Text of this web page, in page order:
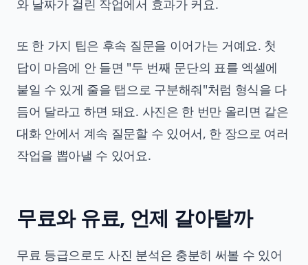
와 날짜가 걸린 작업에서 효과가 커요.
또 한 가지 팁은 후속 질문을 이어가는 거예요. 첫
답이 마음에 안 들면 "두 번째 문단의 표를 엑셀에
붙일 수 있게 줄을 탭으로 구분해줘"처럼 형식을 다
듬어 달라고 하면 돼요. 사진은 한 번만 올리면 같은
대화 안에서 계속 질문할 수 있어서, 한 장으로 여러
작업을 뽑아낼 수 있어요.
무료와 유료, 언제 갈아탈까
무료 등급으로도 사진 분석은 충분히 써볼 수 있어